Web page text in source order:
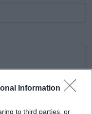
Information
to third parties, or